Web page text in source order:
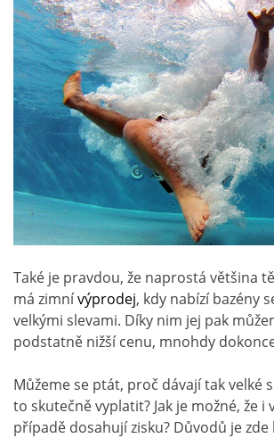
Také je pravdou, že naprostá většina
má zimnívýprodej, kdy nabízí bazény
velkými slevami. Díky nim jej pak
podstatně nižší cenu, mnohdy
Můžeme se ptát, proč dávají tak velké
to skutečně vyplatit? Jak je možné, že i
případě dosahují zisku? Důvodů je zde